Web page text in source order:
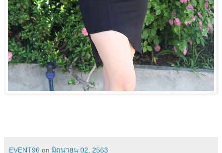
EVENT96 on มิถุนายน 02, 2563